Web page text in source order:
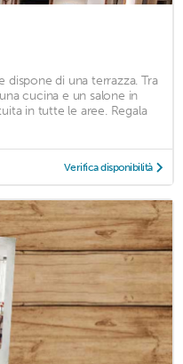
dispone di una terrazza. Tra
cucina e un salone in
in tutte le aree. Regala
Verifica disponibilità